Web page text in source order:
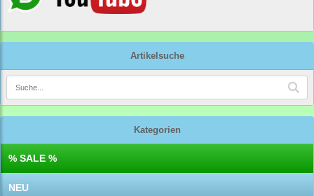
Artikelsuche
Kategorien
% SALE %
NEU